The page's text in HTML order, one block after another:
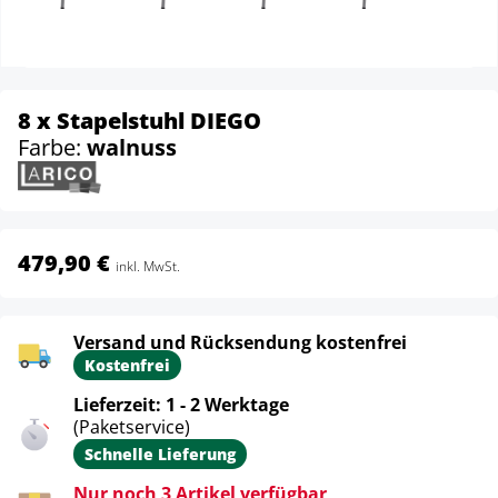
8 x Stapelstuhl DIEGO
Farbe: walnuss
479,90 € inkl. MwSt.
Versand und Rücksendung kostenfrei
Kostenfrei
Lieferzeit: 1 - 2 Werktage
(Paketservice)
Schnelle Lieferung